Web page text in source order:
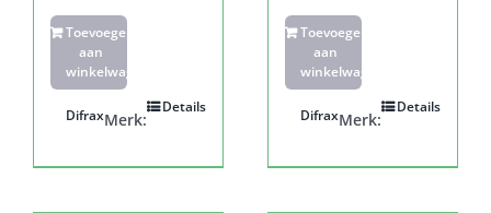
Toevoegen
aan
winkelwagen
Details
Merk:
Difrax
Toevoegen
aan
winkelwagen
Details
Merk:
Difrax